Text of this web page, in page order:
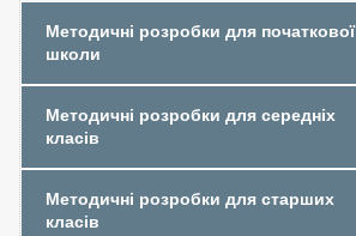
Методичні розробки для початкової
школи
Методичні розробки для середніх
класів
Методичні розробки для старших
класів